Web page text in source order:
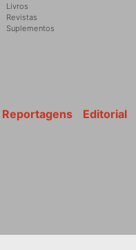
Livros
Revistas
Suplementos
Editorial
Reportagens